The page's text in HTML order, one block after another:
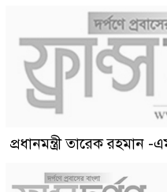
প্রধানমন্ত্রী তারেক রহমান